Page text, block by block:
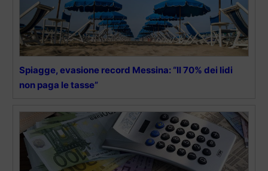
Spiagge, evasione record Messina: “Il 70% dei lidi
non paga le tasse”